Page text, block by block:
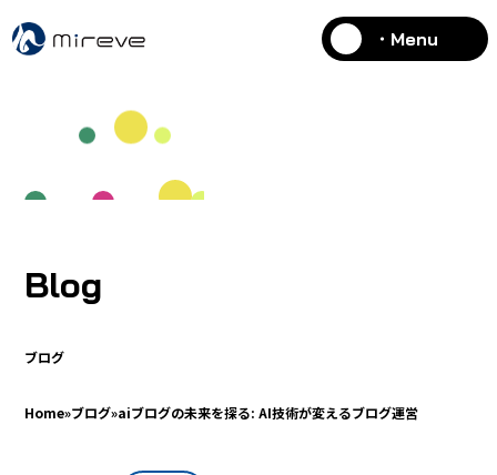
・Menu
Blog
ブログ
Home»ブログ»aiブログの未来を探る: AI技術が変えるブログ運営